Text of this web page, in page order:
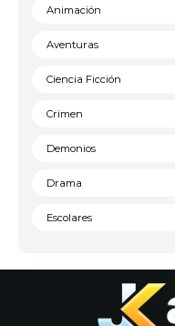
Animación
Aventuras
Ciencia Ficción
Crimen
Demonios
Drama
Escolares